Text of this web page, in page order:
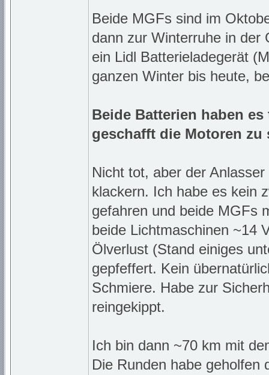
Beide MGFs sind im
dann zur Winterruhe in der
ein Lidl Batterieladegerät
ganzen Winter bis heute,
Beide Batterien haben
geschafft die Motoren zu
Nicht tot, aber der
klackern. Ich habe es kein
gefahren und beide MGFs
beide Lichtmaschinen ~14
Ölverlust (Stand einiges
gepfeffert. Kein
Schmiere. Habe zur
reingekippt.
Ich bin dann ~70 km mit
Die Runden habe geholfen